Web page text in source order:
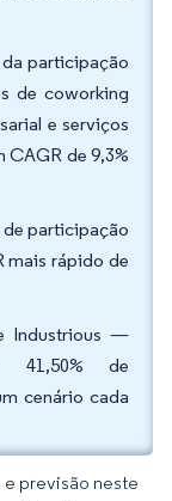
participação
de coworking
e serviços
CAGR de 9,3%
de participação
mais rápido de
Industrious —
41,50% de
cenário cada
previsão neste